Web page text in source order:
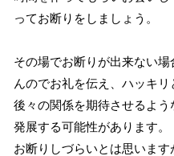
ってお断りをしましょう。
その場でお断りが出来ない
んのでお礼を伝え、ハッキリ
後々の関係を期待させるよ
発展する可能性があります。
お断りしづらいとは思いま